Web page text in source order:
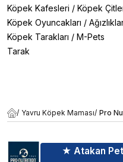
Köpek Kafesleri / Köpek
Köpek Oyuncakları /
Köpek Tarakları / M-Pets
Tarak
/ Yavru Köpek Maması/ Pro
★ Atakan